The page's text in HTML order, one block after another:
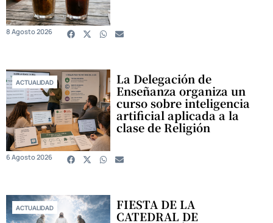
8 Agosto 2026
ACTUALIDAD La Delegación de
Enseñanza organiza un
curso sobre inteligencia
artificial aplicada a la
clase de Religión
6 Agosto 2026
ACTUALIDAD FIESTA DE LA
CATEDRAL DE